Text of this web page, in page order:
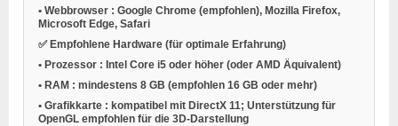
• Webbrowser : Google Chrome (empfohlen), Mozilla Firefox,
Microsoft Edge, Safari
✅ Empfohlene Hardware (für optimale Erfahrung)
• Prozessor : Intel Core i5 oder höher (oder AMD Äquivalent)
• RAM : mindestens 8 GB (empfohlen 16 GB oder mehr)
• Grafikkarte : kompatibel mit DirectX 11; Unterstützung für
OpenGL empfohlen für die 3D-Darstellung